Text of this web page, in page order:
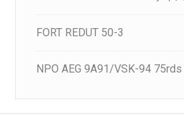
FORT REDUT 50-3
NPO AEG 9A91/VSK-94